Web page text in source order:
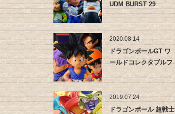
UDM BURST 29
2020.08.14
ドラゴンボールGT ワ
ールドコレクタブルフ
ィギュア…
2019.07.24
ドラゴンボール 超戦士